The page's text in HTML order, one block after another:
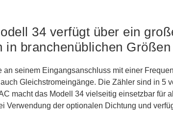
34 verfügt über ein
branchenüblichen
seinem Eingangsanschluss mit einer
Gleichstromeingänge. Die Zähler sind in 5
macht das Modell 34 vielseitig einsetzbar für
Verwendung der optionalen Dichtung und